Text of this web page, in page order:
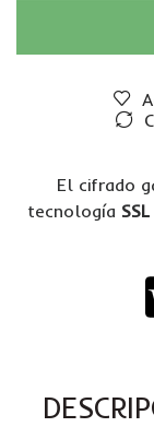
El cifrado
tecnología SSL